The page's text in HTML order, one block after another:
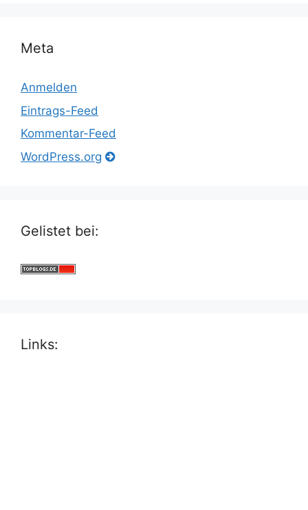
Meta
Anmelden
Eintrags-Feed
Kommentar-Feed
WordPress.org
Gelistet bei:
Links: